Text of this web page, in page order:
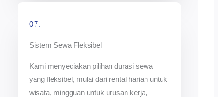
07.
Sistem Sewa Fleksibel
Kami menyediakan pilihan durasi sewa
yang fleksibel, mulai dari rental harian untuk
wisata, mingguan untuk urusan kerja,